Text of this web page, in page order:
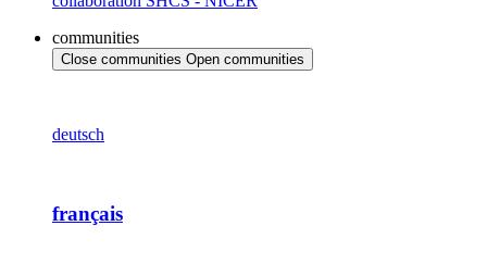
communities
Close communities Open communities
deutsch
français